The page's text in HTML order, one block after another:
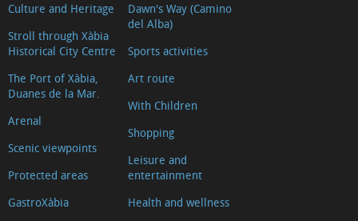
Culture and Heritage
Stroll through Xàbia
Historical City Centre
The Port of Xàbia,
Duanes de la Mar.
Arenal
Scenic viewpoints
Protected areas
GastroXàbia
Dawn's Way (Camino
del Alba)
Sports activities
Art route
With Children
Shopping
Leisure and
entertainment
Health and wellness